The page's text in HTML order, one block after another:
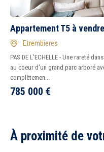
Appartement T5 à
Etrembieres
PAS DE L'ECHELLE - Une rareté
au coeur d'un grand parc arboré
complètemen...
785 000 €
À proximité de